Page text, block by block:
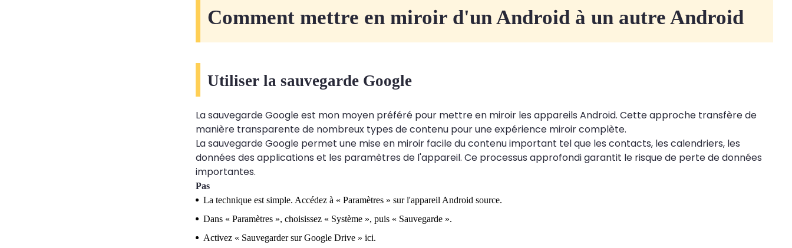
Comment mettre en miroir d'un Android à un autre Android
Utiliser la sauvegarde Google
La sauvegarde Google est mon moyen préféré pour mettre en miroir les appareils Android. Cette approche transfère de
manière transparente de nombreux types de contenu pour une expérience miroir complète.
La sauvegarde Google permet une mise en miroir facile du contenu important tel que les contacts, les calendriers, les
données des applications et les paramètres de l'appareil. Ce processus approfondi garantit le risque de perte de données
importantes.
Pas
La technique est simple. Accédez à « Paramètres » sur l'appareil Android source.
Dans « Paramètres », choisissez « Système », puis « Sauvegarde ».
Activez « Sauvegarder sur Google Drive » ici.